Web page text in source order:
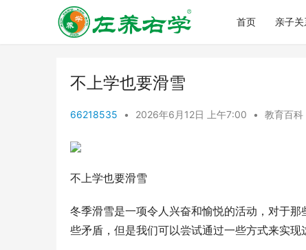
首页 亲子关
不上学也要滑雪
66218535 • 2026年6月12日 上午7:00 • 教育百科
不上学也要滑雪
冬季滑雪是一项令人兴奋和愉悦的活动，对于
些矛盾，但是我们可以尝试通过一些方式来实现